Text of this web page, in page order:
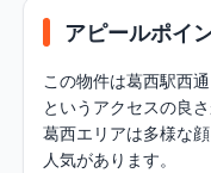
アピールポイ
この物件は葛西駅西
というアクセスの良さ
葛西エリアは多様な
人気があります。